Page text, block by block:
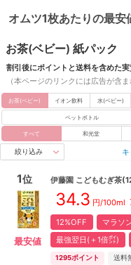
オムツ1枚あたりの最安
お茶(ベビー) 紙パック
割引後にポイントと送料を含めた
（本ページのリンクには広告が含ま
お茶(ベビー) イオン飲料 水(ベビー)
ペットボトル
すべて 和光堂
絞り込み
1位
最安値
伊藤園 こどもむぎ茶
34.3 円/100ml
12%OFF マラソ
最強翌日(＋1倍㌽)
1295ポイント 送料